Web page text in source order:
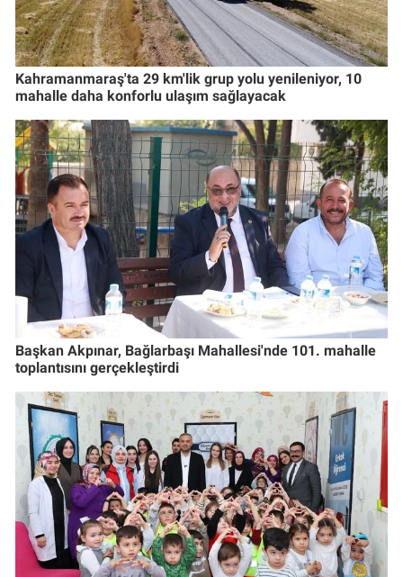
Kahramanmaraş'ta 29 km'lik grup yolu yenileniyor, 10
mahalle daha konforlu ulaşım sağlayacak
Başkan Akpınar, Bağlarbaşı Mahallesi'nde 101. mahalle
toplantısını gerçekleştirdi